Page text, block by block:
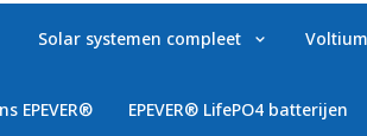
Solar systemen compleet
EPEVER® EPEVER® LifePO4 batterijen